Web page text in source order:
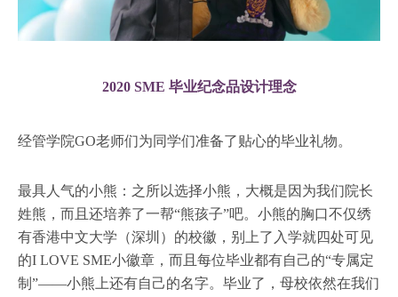
2020 SME 毕业纪念品设计理念
经管学院GO老师们为同学们准备了贴心的毕业礼物。
最具人气的小熊：之所以选择小熊，大概是因为我们院长
姓熊，而且还培养了一帮“熊孩子”吧。小熊的胸口不仅绣
有香港中文大学（深圳）的校徽，别上了入学就四处可见
的I LOVE SME小徽章，而且每位毕业都有自己的“专属定
制”——小熊上还有自己的名字。毕业了，母校依然在我们